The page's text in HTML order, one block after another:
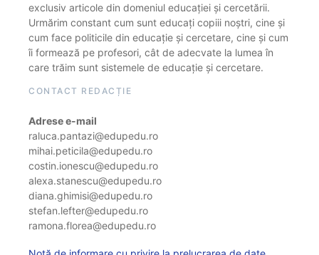
exclusiv articole din domeniul educației și cercetării.
Urmărim constant cum sunt educați copiii noștri, cine și
cum face politicile din educație și cercetare, cine și cum
îi formează pe profesori, cât de adecvate la lumea în
care trăim sunt sistemele de educație și cercetare.
CONTACT REDACȚIE
Adrese e-mail
raluca.pantazi@edupedu.ro
mihai.peticila@edupedu.ro
costin.ionescu@edupedu.ro
alexa.stanescu@edupedu.ro
diana.ghimisi@edupedu.ro
stefan.lefter@edupedu.ro
ramona.florea@edupedu.ro